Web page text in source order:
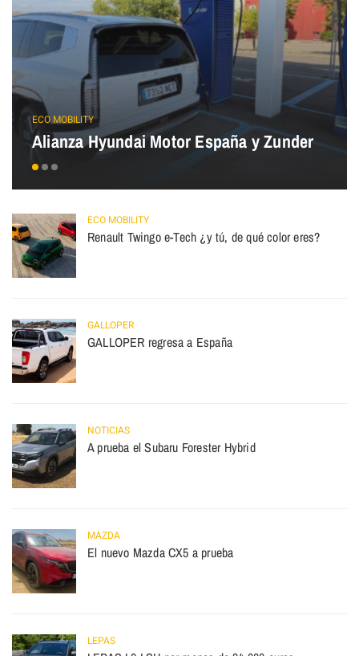
ECO MOBILITY
Alianza Hyundai Motor España y Zunder
ECO MOBILITY
Renault Twingo e-Tech ¿y tú, de qué color eres?
GALLOPER
GALLOPER regresa a España
NOTICIAS
A prueba el Subaru Forester Hybrid
MAZDA
El nuevo Mazda CX5 a prueba
LEPAS